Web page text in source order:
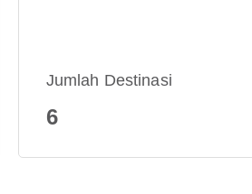
Jumlah Destinasi
6